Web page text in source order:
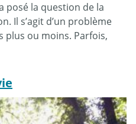
posé la question de la
Il s’agit d’un problème
plus ou moins. Parfois,